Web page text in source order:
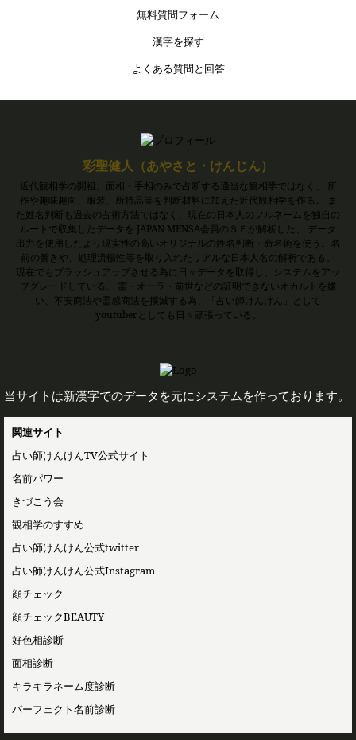
無料質問フォーム
漢字を探す
よくある質問と回答
彩聖健人（あやさと・けんじん）
近代観相学の開祖。面相・手相のみで占断する適当な観相学ではなく、 所
作や趣味趣向、服装、所持品等を判断材料に加えた近代観相学を作る。 ま
た姓名判断も過去の占術方法ではなく、現在の日本人のフルネームを独自の
ルートで収集したデータを JAPAN MENSA会員のＳＥが解析した、 データ
出力を使用したより現実性の高いオリジナルの姓名判断・命名術を使う。名
前の響きや、処理流暢性等を取り入れたリアルな日本人名の解析である。
現在でもブラッシュアップさせる為に日々データを取得し、システムをアッ
プグレードしている。 霊・オーラ・前世などの証明できないオカルトを嫌
い、不安商法や霊感商法を撲滅する為、「占い師けんけん」として
youtuberとしても日々頑張っている。
当サイトは新漢字でのデータを元にシステムを作っております。
関連サイト
占い師けんけんTV公式サイト
名前パワー
きづこう会
観相学のすすめ
占い師けんけん公式twitter
占い師けんけん公式Instagram
顔チェック
顔チェックBEAUTY
好色相診断
面相診断
キラキラネーム度診断
パーフェクト名前診断